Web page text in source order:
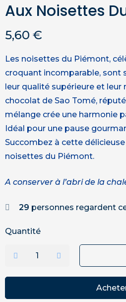
Aux Noisettes
5,60 €
Les noisettes du Piémont,
croquant incomparable, sont
leur qualité supérieure et leur
chocolat de Sao Tomé,
mélange crée une harmonie
Idéal pour une pause
Succombez à cette
noisettes du Piémont.
A conserver à l’abri de la
29 personnes regardent
Quantité